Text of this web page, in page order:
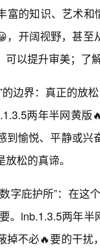
富的知识、艺术
，开阔视野，甚
可以提升审美；了
的边界：真正的放
两年半网黄版
到愉悦、平静或
松的真谛。
字庇护所”：在这
。lnb.1.3.5两年
掉不必🔥要的干